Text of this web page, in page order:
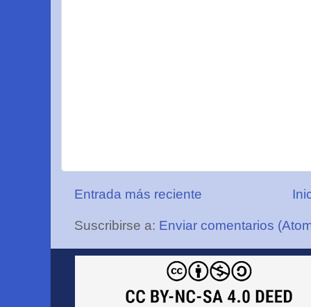
Entrada más reciente
Suscribirse a: Enviar comentarios